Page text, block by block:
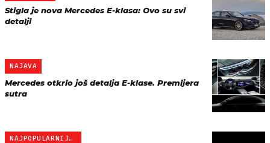
Stigla je nova Mercedes E-klasa: Ovo su svi
detalji
NAJAVA
Mercedes otkrio još detalja E-klase. Premijera
sutra
NAJPOPULARNIJI MERCEDES